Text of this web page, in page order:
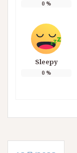
0 %
Sleepy
0 %